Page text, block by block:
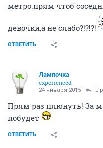
метро.прям чтоб
девочки,а не слабо?!?!?!
ОТВЕТИТЬ
Лампочка
experienced
24 января 2015
Прям раз плюнуть! За
побудет
ОТВЕТИТЬ